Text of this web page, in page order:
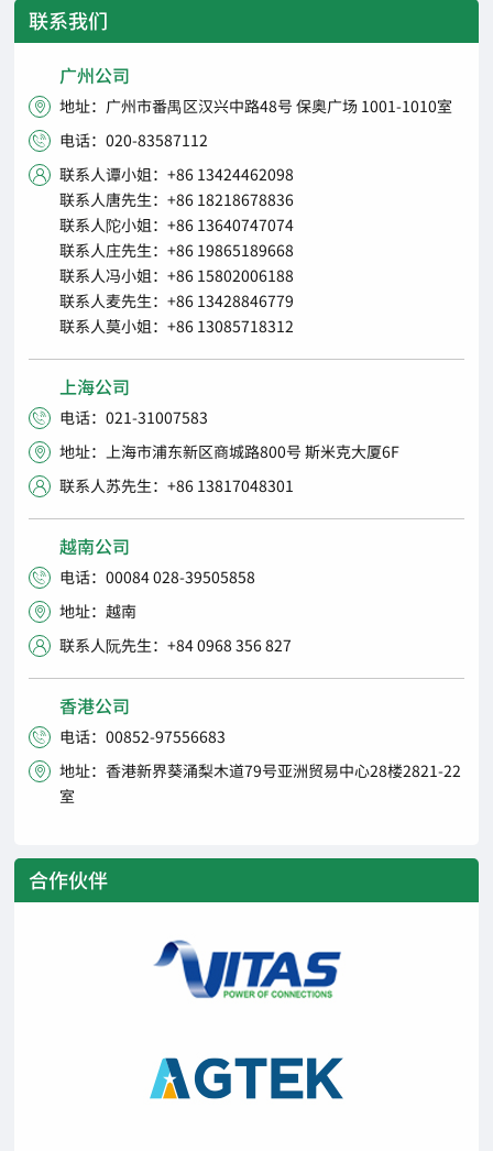
联系我们
广州公司
 地址：广州市番禺区汉兴中路48号 保奥广场 1001-1010室
 电话：020-83587112

联系人谭小姐：+86 13424462098
联系人唐先生：+86 18218678836
联系人陀小姐：+86 13640747074
联系人庄先生：+86 19865189668
联系人冯小姐：+86 15802006188
联系人麦先生：+86 13428846779
联系人莫小姐：+86 13085718312
上海公司
 电话：021-31007583
 地址：上海市浦东新区商城路800号 斯米克大厦6F
 联系人苏先生：+86 13817048301
越南公司
 电话：00084 028-39505858
 地址：越南
 联系人阮先生：+84 0968 356 827
香港公司
 电话：00852-97556683

地址：香港新界葵涌梨木道79号亚洲贸易中心28楼2821-22
室
合作伙伴